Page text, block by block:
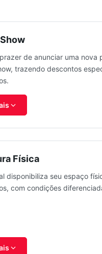
de anunciar uma nova
trazendo descontos
Física
disponibiliza seu espaço
com condições